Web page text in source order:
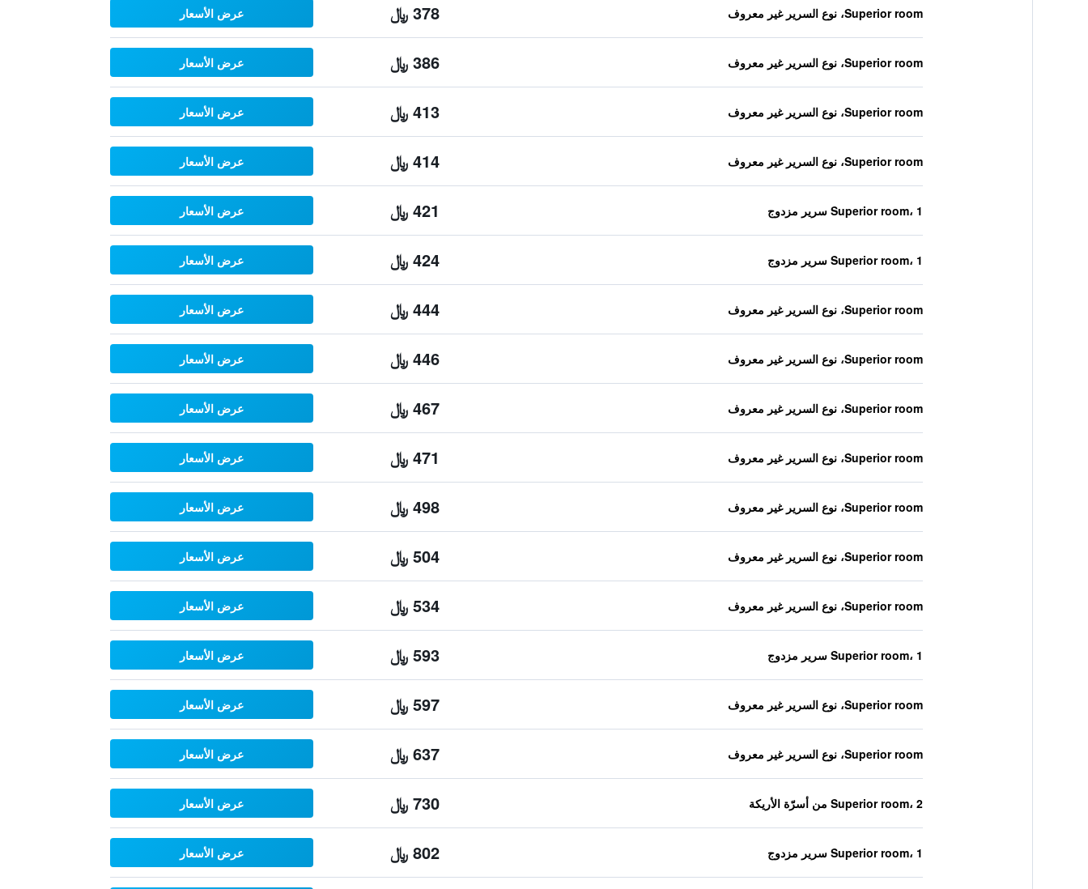
Superior room، نوع السرير غير معروف 378 ﷼ عرض الأسعار
Superior room، نوع السرير غير معروف 386 ﷼ عرض الأسعار
Superior room، نوع السرير غير معروف 413 ﷼ عرض الأسعار
Superior room، نوع السرير غير معروف 414 ﷼ عرض الأسعار
Superior room، 1 سرير مزدوج 421 ﷼ عرض الأسعار
Superior room، 1 سرير مزدوج 424 ﷼ عرض الأسعار
Superior room، نوع السرير غير معروف 444 ﷼ عرض الأسعار
Superior room، نوع السرير غير معروف 446 ﷼ عرض الأسعار
Superior room، نوع السرير غير معروف 467 ﷼ عرض الأسعار
Superior room، نوع السرير غير معروف 471 ﷼ عرض الأسعار
Superior room، نوع السرير غير معروف 498 ﷼ عرض الأسعار
Superior room، نوع السرير غير معروف 504 ﷼ عرض الأسعار
Superior room، نوع السرير غير معروف 534 ﷼ عرض الأسعار
Superior room، 1 سرير مزدوج 593 ﷼ عرض الأسعار
Superior room، نوع السرير غير معروف 597 ﷼ عرض الأسعار
Superior room، نوع السرير غير معروف 637 ﷼ عرض الأسعار
Superior room، 2 من أسرّة الأريكة 730 ﷼ عرض الأسعار
Superior room، 1 سرير مزدوج 802 ﷼ عرض الأسعار